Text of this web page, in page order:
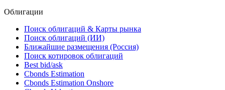
Облигации
Поиск облигаций & Карты рынка
Поиск облигаций (ИИ)
Ближайшие размещения (Россия)
Поиск котировок облигаций
Best bid/ask
Cbonds Estimation
Cbonds Estimation Onshore